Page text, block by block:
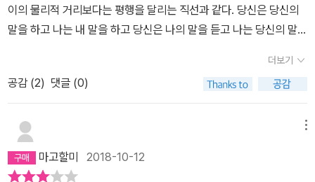
의자가 등장한다. 노인과 노파는 일생 일대의 발표를 준비한다. 물론
그들이 직접하진 않을 예정이다.그들은 그들의 이야기를 대표해줄 변
사를 초대하고 많은 지인들과 저명인사들을 초청한다.초청했는지 자
기들이 찾아왔는지는 희곡에 나오지 않는다.물론 중요한 사실도 아니
기고 자신의 소임을 다마친다.허나 그렇게 기다른 변사는.... 으 므 므
므 ....이다. ^^ 언어에 대한 배신이다. 노인이 말하고자 했던 그 삶
의 총체란 것은 결국 으 므 므...아 아 녕 .. 이다. 삶을 마친 노인도 허
상관 없는 내용이 한가득인걸보면 작가는 언어와 소통에 대한 이야기
를 하고 싶었나보다. 흔히 이해의 반대는 오해이고, 오해의 반대는 이
키는 상황이 많음을 직면할 때 인간의 언어생활은 원초적 소통으로서
의 매개 역활을 제대로 하지는 못한다고 볼 수 있으며 이러한 상황들
은 모든 것의 모순과도 연결 될성싶다. 나는 이렇게 생각하고 말했는
데 모두다 나와 같은 생각을 하고 내 말을 받아들이는것은 아니기에
오해와 다툼이 생겨나고 그 오해와 다툼은 불신과 대화, 화해의 도구
로도 언어가 쓰이기에...
진사, 대령님, 수많은 군중과 황제. 아무것도 없다. 기다리는 변사는
나타나지 않는다. 극 중에서 노인과 노파는 죽음을 맞는다. 또 삶이 얼
마나 완전하지 못한지도 보여준다. 죽음은 세상에 태어나 깨닫는 가
장 큰 부조리다. 언젠가, 당신은, 이유도, 시기도, 모르지만, 확실하게,
맡기 전에 변사가 왔다. 고도와는 다르다. 그러나 그는 말을 하지 못한
다. 변사인데 말을 하지 못하다니 오지 않는 고도 보다 못핟. 작가는
또 한 번 관객을 조롱한다. “봐라. 언어가 얼마나 완전하지 못한지.”
이의 물리적 거리보다는 평행을 달리는 직선과 같다. 당신은 당신의
말을 하고 나는 내 말을 하고 당신은 나의 말을 듣고 나는 당신의 말을
을 듣는 당신은 나의 말을 이해하지 못한다. 당신의 의미와 내 의미는
우리가 쓰는 말과 글 속에 유폐된다. 유폐되기도 전에 사산한다. 언어
의 의미는 태어나보지 못하고 죽어버린 사산아다.
더보기
공감 (2) 댓글 (0)
마고할미 2018-10-12